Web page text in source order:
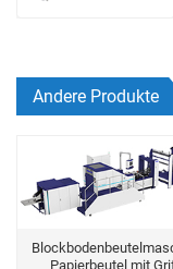
Andere Produkte
Papierbeutel mit